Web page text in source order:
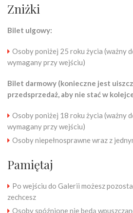
Zniżki
Bilet ulgowy:
Osoby poniżej 25 roku życia (ważny
wymagany przy wejściu)
Bilet darmowy (konieczne jest
przedsprzedaż, aby nie stać w
Osoby poniżej 18 roku życia (ważny
wymagany przy wejściu)
Osoby niepełnosprawne wraz z
Pamiętaj
Po wejściu do Galerii możesz
zechcesz
Osoby spóźnione nie będą